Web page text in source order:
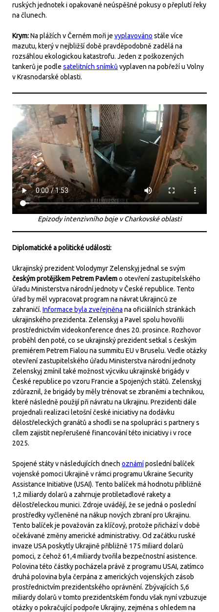
ruských jednotek i opakované neúspěšné pokusy o přeplutí řeky
na člunech.
Krym:Na plážích v Černém moři je vyplavováno stále více
mazutu, který v nejbližší době pravděpodobně zadělá na
rozsáhlou ekologickou katastrofu. Jeden z poškozených
tankerů je podle satelitních snímků vyplaven na pobřeží u Volny
v Krasnodarské oblasti.
Epizody intenzivního boje v Charkovské oblasti
Diplomatické a politické události:
Ukrajinský prezident Volodymyr Zelenskyj jednal se svým
českým protějškem Petrem Pavlemo otevření zastupitelského
úřadu Ministerstva národní jednoty v České republice. Tento
úřad by měl vypracovat program na návrat Ukrajinců ze
zahraničí. Informace byla zveřejněna na oficiálních stránkách
ukrajinského prezidenta. Zelenskyj a Pavel spolu hovořili
prostřednictvím videokonference dnes 20. prosince. Rozhovor
proběhl den poté, co se ukrajinský prezident setkal s českým
premiérem Petrem Fialou na summitu EU v Bruselu. Vedle otázky
otevření zastupitelského úřadu Ministerstva národní jednoty
Zelenskyj zmínil také možnost výcviku ukrajinské brigády v
České republice po vzoru Francie a Spojených států. Zelenskyj
zdůraznil, že brigády by měly trénovat se zbraněmi a technikou,
které následně použijí při návratu na Ukrajinu. Prezidenti dále
projednali realizaci letošní české iniciativy na dodávku
dělostřeleckých granátů a shodli se na spolupráci s partnery s
cílem zajistit nepřerušené financování této iniciativy i v roce
2025.
Spojené státy v následujících dnech oznámíposlední balíček
vojenské pomoci Ukrajině v rámci programu Ukraine Security
Assistance Initiative (USAI). Tento balíček má hodnotu přibližně
1,2 miliardy dolarů a zahrnuje protiletadlové rakety a
dělostřeleckou munici. Zdroje uvádějí, že se jedná o poslední
prostředky vyčleněné na nákup nových zbraní pro Ukrajinu.
Tento balíček je považován za klíčový, protože přichází v době
očekávané změny americké administrativy. Od začátku ruské
invaze USA poskytly Ukrajině přibližně 175 miliard dolarů
pomoci, z čehož 61,4 miliardy tvořila bezpečnostní asistence.
Polovina této částky pocházela právě z programu USAI, zatímco
druhá polovina byla čerpána z amerických vojenských zásob
prostřednictvím prezidentského oprávnění. Zbývajících 5,6
miliardy dolarů v tomto prezidentském fondu však nyní vzbuzuje
otázky o pokračující podpoře Ukrajiny, zejména s ohledem na